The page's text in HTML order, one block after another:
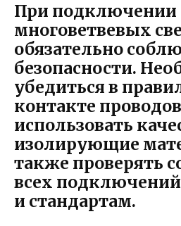
При подключении
многоветвевых
обязательно
безопасности.
убедиться в
контакте
использовать
изолирующие
также проверять
всех
и стандартам.